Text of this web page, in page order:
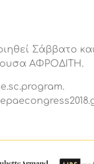
Σάββατο
ΑΦΡΟΔΙΤΗ.